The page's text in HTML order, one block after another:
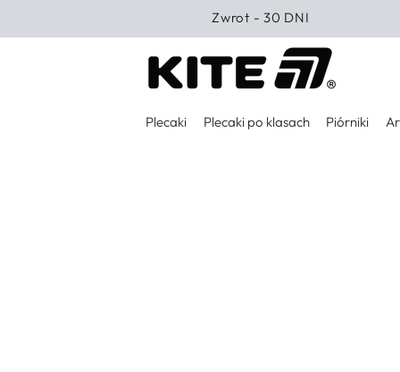
Zwrot - 30 DNI
Plecaki Plecaki po klasach Piórniki